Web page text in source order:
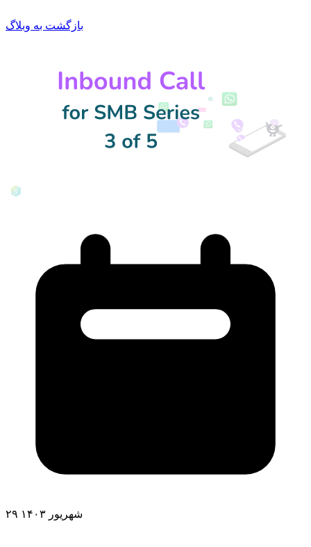
بازگشت به وبلاگ
۲۹ شهریور ۱۴۰۳